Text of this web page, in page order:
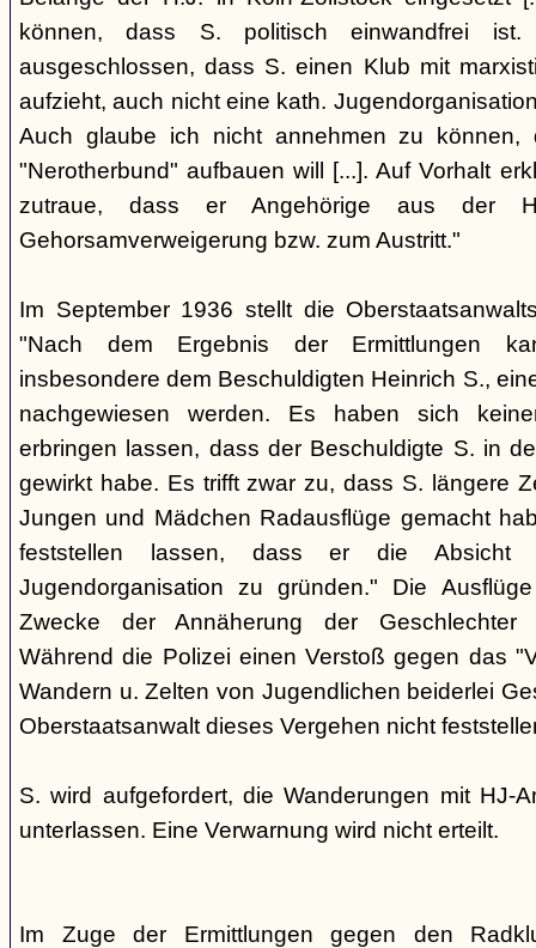
können, dass S. politisch einwandfrei
ausgeschlossen, dass S. einen Klub mit
aufzieht, auch nicht eine kath.
Auch glaube ich nicht annehmen zu können,
"Nerotherbund" aufbauen will [...]. Auf Vorhalt
zutraue, dass er Angehörige aus der
Gehorsamverweigerung bzw. zum Austritt."
Im September 1936 stellt die
"Nach dem Ergebnis der Ermittlungen
insbesondere dem Beschuldigten Heinrich S.,
nachgewiesen werden. Es haben sich
erbringen lassen, dass der Beschuldigte S. in
gewirkt habe. Es trifft zwar zu, dass S. längere
Jungen und Mädchen Radausflüge gemacht
feststellen lassen, dass er die Absicht
Jugendorganisation zu gründen." Die
Zwecke der Annäherung der Geschlechter
Während die Polizei einen Verstoß gegen das
Wandern u. Zelten von Jugendlichen beiderlei
Oberstaatsanwalt dieses Vergehen nicht
S. wird aufgefordert, die Wanderungen mit HJ-
unterlassen. Eine Verwarnung wird nicht erteilt.
Im Zuge der Ermittlungen gegen den